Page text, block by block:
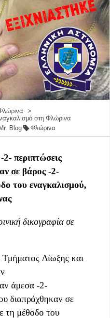
στη Φλώρινα
Mr. Blog Φλώρινα
περιπτώσεις
σε βάρος -2-
του εναγκαλισμού,
δικογραφία σε
Δίωξης και
άμεσα -2-
διαπράχθηκαν σε
τη μέθοδο του